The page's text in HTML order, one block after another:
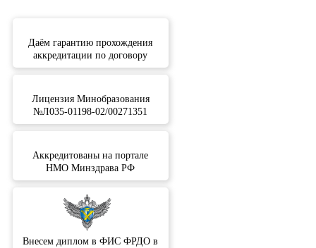
Даём гарантию прохождения
аккредитации по договору
Лицензия Минобразования
№Л035-01198-02/00271351
Аккредитованы на портале
НМО Минздрава РФ
Внесем диплом в ФИС ФРДО в